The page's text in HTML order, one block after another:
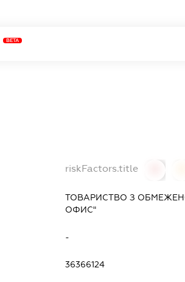
BETA
riskFactors.title
ТОВАРИСТВО З
ОФИС"
-
36366124